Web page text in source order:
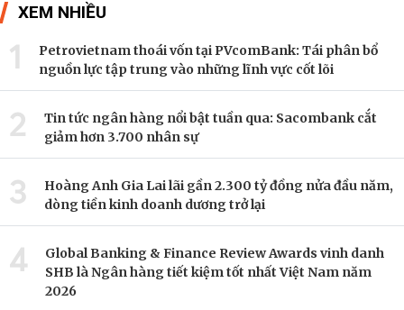
XEM NHIỀU
1
Petrovietnam thoái vốn tại PVcomBank: Tái phân bổ
nguồn lực tập trung vào những lĩnh vực cốt lõi
2
Tin tức ngân hàng nổi bật tuần qua: Sacombank cắt
giảm hơn 3.700 nhân sự
3
Hoàng Anh Gia Lai lãi gần 2.300 tỷ đồng nửa đầu năm,
dòng tiền kinh doanh dương trở lại
4
Global Banking & Finance Review Awards vinh danh
SHB là Ngân hàng tiết kiệm tốt nhất Việt Nam năm
2026